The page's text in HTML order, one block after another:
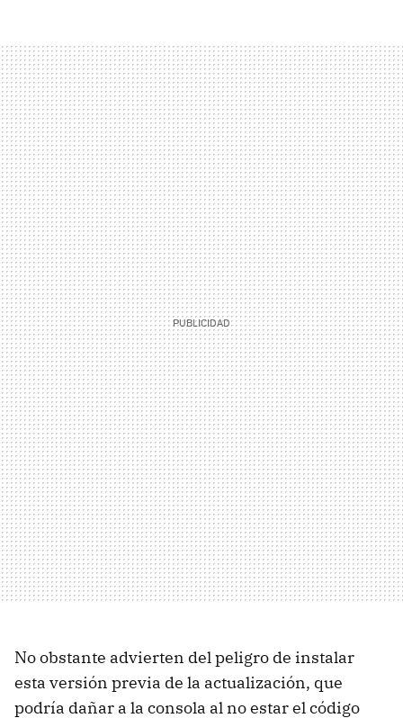
No obstante advierten del peligro de instalar
esta versión previa de la actualización, que
podría dañar a la consola al no estar el código